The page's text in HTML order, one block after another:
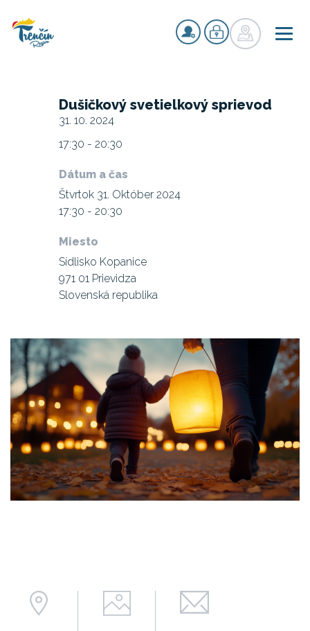
Dušičkový svetielkový sprievod
31. 10. 2024
17:30 - 20:30
Dátum a čas
Štvrtok 31. Október 2024
17:30 - 20:30
Miesto
Sídlisko Kopanice
971 01 Prievidza
Slovenská republika